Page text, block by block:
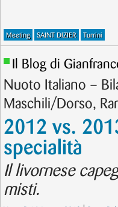
Meeting SAINT DIZIER Turrini
Il Blog di
Nuoto Italiano –
Maschili/Dorso,
2012 vs.
specialità
Il livornese
misti.